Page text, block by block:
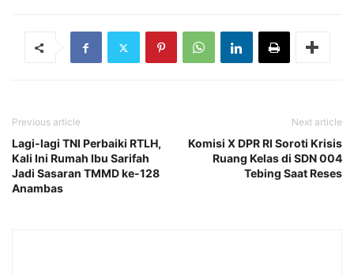
Previous article
Lagi-lagi TNI Perbaiki RTLH,
Kali Ini Rumah Ibu Sarifah
Jadi Sasaran TMMD ke-128
Anambas
Next article
Komisi X DPR RI Soroti Krisis
Ruang Kelas di SDN 004
Tebing Saat Reses